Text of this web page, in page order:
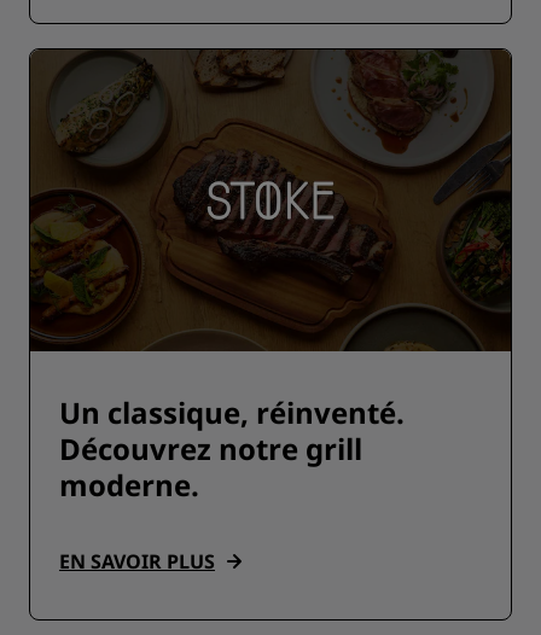
Un classique, réinventé.
Découvrez notre grill
moderne.
EN SAVOIR PLUS